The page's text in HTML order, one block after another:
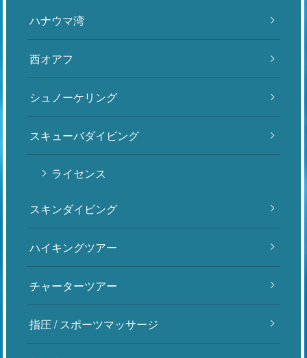
ハナウマ湾
西オアフ
シュノーケリング
スキューバダイビング
ライセンス
スキンダイビング
ハイキングツアー
チャーターツアー
指圧 / スポーツマッサージ